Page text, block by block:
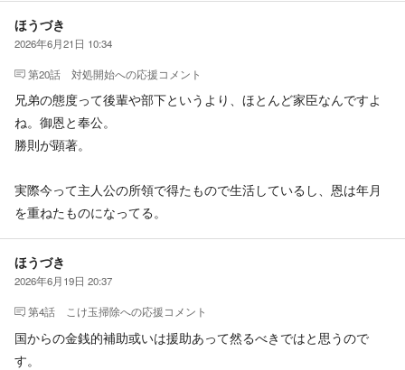
ほうづき
2026年6月21日 10:34
第20話 対処開始への応援コメント
兄弟の態度って後輩や部下というより、ほとんど家臣なんですよ
ね。御恩と奉公。
勝則が顕著。
実際今って主人公の所領で得たもので生活しているし、恩は年月
を重ねたものになってる。
ほうづき
2026年6月19日 20:37
第4話 こけ玉掃除への応援コメント
国からの金銭的補助或いは援助あって然るべきではと思うので
す。